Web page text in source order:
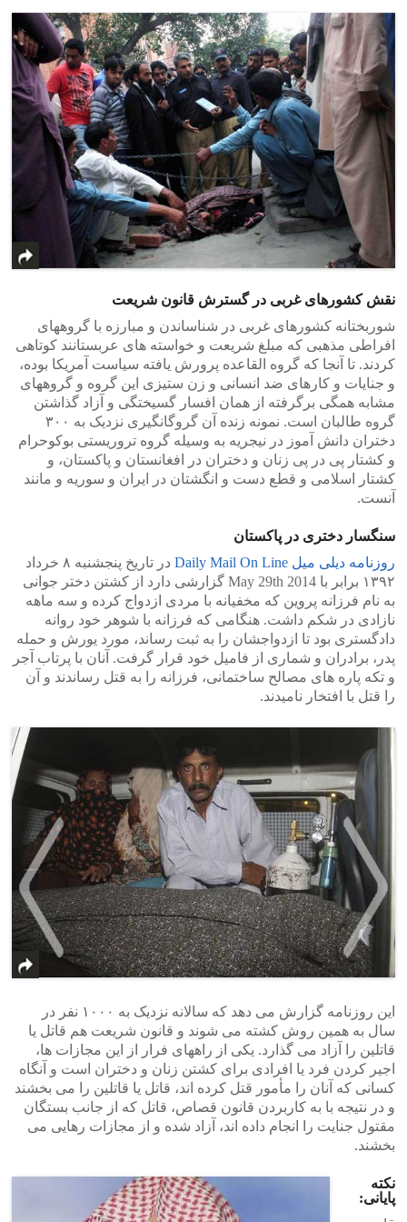
نقش کشورهای غربی در گسترش قانون شریعت
شوربختانه کشورهای غربی در شناساندن و مبارزه با گروههای
افراطی مذهبی که مبلغ شریعت و خواسته های عربستانند کوتاهی
کردند. تا آنجا که گروه القاعده پرورش یافته سیاست آمریکا بوده،
و جنایات و کارهای ضد انسانی و زن ستیزی این گروه و گروههای
مشابه همگی برگرفته از همان افسار گسیختگی و آزاد گذاشتن
گروه طالبان است. نمونه زنده آن گروگانگیری نزدیک به ۳۰۰
دختران دانش آموز در نیجریه به وسیله گروه تروریستی بوکوحرام
و کشتار پی در پی زنان و دختران در افغانستان و پاکستان، و
کشتار اسلامی و قطع دست و انگشتان در ایران و سوریه و مانند
آنست.
سنگسار دختری در پاکستان
روزنامه دیلی میل Daily Mail On Line
در تاریخ پنجشنبه ۸ خرداد
۱۳۹۲ برابر با May 29th 2014 گزارشی دارد از کشتن دختر جوانی
به نام فرزانه پروین که مخفیانه با مردی ازدواج کرده و سه ماهه
نازادی در شکم داشت. هنگامی که فرزانه با شوهر خود روانه
دادگستری بود تا ازدواجشان را به ثبت رساند، مورد یورش و حمله
پدر، برادران و شماری از فامیل خود قرار گرفت. آنان با پرتاب آجر
و تکه پاره های مصالح ساختمانی، فرزانه را به قتل رساندند و آن
را قتل با افتخار نامیدند.
این روزنامه گزارش می دهد که سالانه نزدیک به ۱۰۰۰ نفر در
سال به همین روش کشته می شوند و قانون شریعت هم قاتل یا
قاتلین را آزاد می گذارد. یکی از راههای فرار از این مجازات ها،
اجیر کردن فرد یا افرادی برای کشتن زنان و دختران است و آنگاه
کسانی که آنان را مأمور قتل کرده اند، قاتل یا قاتلین را می بخشند
و در نتیجه با به کاربردن قانون قصاص، قاتل که از جانب بستگان
مقتول جنایت را انجام داده اند، آزاد شده و از مجازات رهایی می
بخشند.
نکته
پایانی: